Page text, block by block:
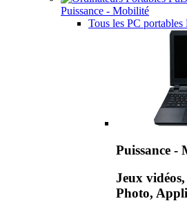
Puissance - Mobilité
Tous les PC portables
Puissance -
Jeux
Photo,